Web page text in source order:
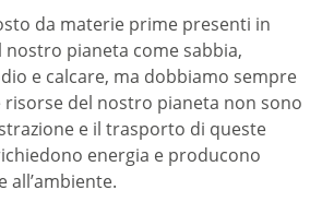
da materie prime presenti in
nostro pianeta come sabbia,
e calcare, ma dobbiamo sempre
risorse del nostro pianeta non sono
e il trasporto di queste
energia e producono
all’ambiente.